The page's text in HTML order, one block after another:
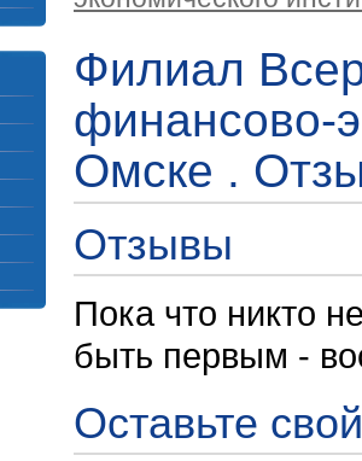
Филиал
финансово-
Омске .
Отзывы
Пока что никто
быть первым -
Оставьте